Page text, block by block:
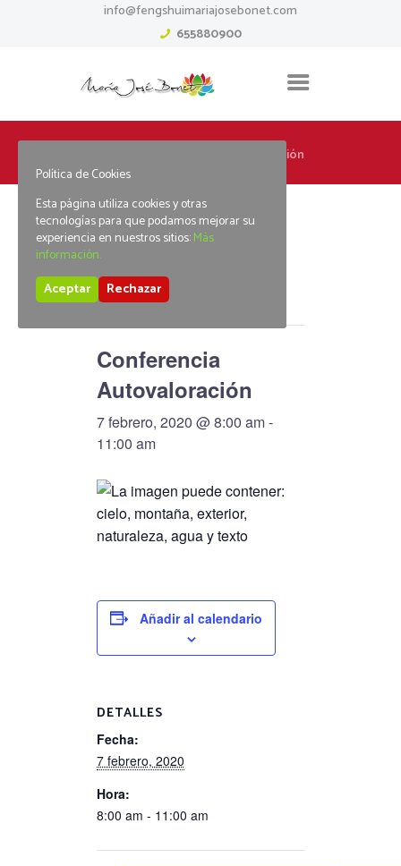
info@fengshuimariajosebonet.com
655880900
Conferencia Autovaloración
« Todos los Eventos
Este evento ha pasado.
Conferencia
Autovaloración
7 febrero, 2020 @ 8:00 am-
11:00 am
Añadir al calendario
DETALLES
Fecha:
7 febrero, 2020
Hora:
8:00 am - 11:00 am
Política de Cookies
Esta página utiliza cookies y otras
tecnologías para que podamos mejorar su
experiencia en nuestros sitios:Más
información.
Aceptar
Rechazar